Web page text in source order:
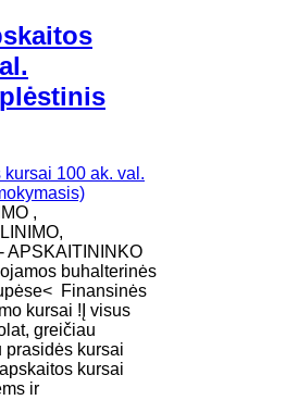
,
APSKAITININKO
buhalterinės
Finansinės
kursai !Į visus
greičiau
prasidės kursai
kursai
ir